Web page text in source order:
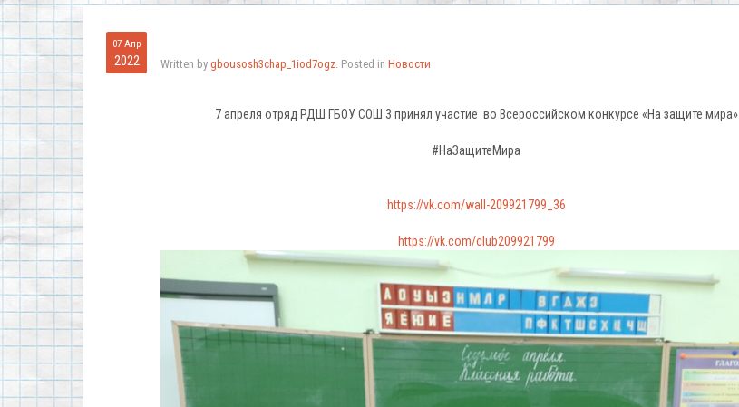
07 Апр
2022 Written by gbousosh3chap_1iod7ogz. Posted in Новости
7 апреля отряд РДШ ГБОУ СОШ 3 принял участие во Всероссийском конкурсе «На защите мира»
#НаЗащитеМира
https://vk.com/wall-209921799_36
https://vk.com/club209921799